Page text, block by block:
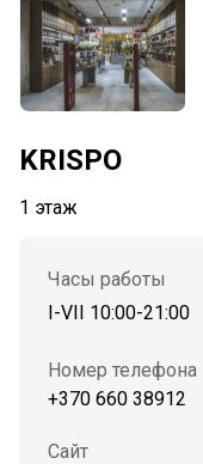
KRISPO
1 этаж
Часы работы
I-VII 10:00-21:00
Номер телефона
+370 660 38912
Сайт